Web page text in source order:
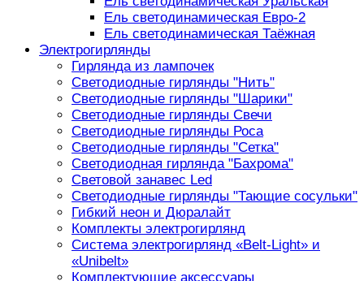
Ель светодинамическая Евро-2
Ель светодинамическая Таёжная
Электрогирлянды
Гирлянда из лампочек
Светодиодные гирлянды "Нить"
Светодиодные гирлянды "Шарики"
Светодиодные гирлянды Свечи
Светодиодные гирлянды Роса
Светодиодные гирлянды "Сетка"
Светодиодная гирлянда "Бахрома"
Световой занавес Led
Светодиодные гирлянды "Тающие сосульки"
Гибкий неон и Дюралайт
Комплекты электрогирлянд
Система электрогирлянд «Belt-Light» и
«Unibelt»
Комплектующие аксессуары